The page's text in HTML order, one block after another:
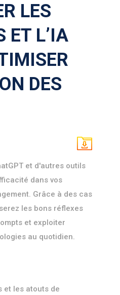
LES
ET L’IA
DES
et d'autres outils
dans vos
Grâce à des cas
les bons réflexes
et exploiter
au quotidien.
et les atouts de